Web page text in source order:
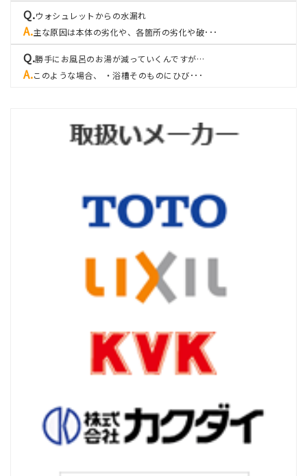
ウォシュレットからの水漏れ
主な原因は本体の劣化や、各箇所の劣化や破･･･
勝手にお風呂のお湯が減っていくんですが…
このような場合、 ・浴槽そのものにひび･･･